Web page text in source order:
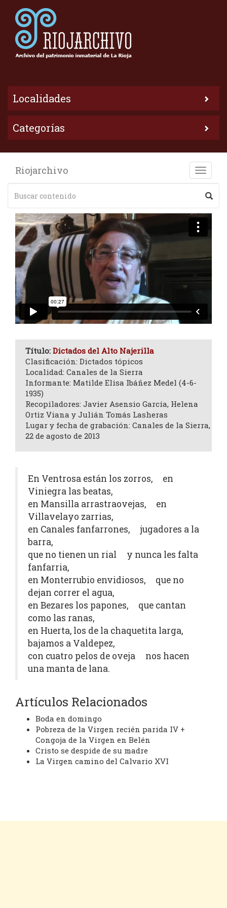
Localidades
Categorías
Toggle
Riojarchivo
Título: Dictados del Alto Najerilla
Clasificación: Dictados tópicos
Localidad: Canales de la Sierra
Informante: Matilde Elisa Ibáñez Medel (4-6-
1935)
Recopiladores: Javier Asensio García, Helena
Ortiz Viana y Julián Tomás Lasheras
Lugar y fecha de grabación: Canales de la Sierra,
22 de agosto de 2013
En Ventrosa están los zorros, en
Viniegra las beatas,
en Mansilla arrastraovejas, en
Villavelayo zarrias,
en Canales fanfarrones, jugadores a la
barra,
que no tienen un rial y nunca les falta
fanfarria,
en Monterrubio envidiosos, que no
dejan correr el agua,
en Bezares los papones, que cantan
como las ranas,
en Huerta, los de la chaquetita larga,
bajamos a Valdepez,
con cuatro pelos de oveja nos hacen
una manta de lana.
Artículos Relacionados
Boda en domingo
Pobreza de la Virgen recién parida IV +
Congoja de la Virgen en Belén
Cristo se despide de su madre
La Virgen camino del Calvario XVI